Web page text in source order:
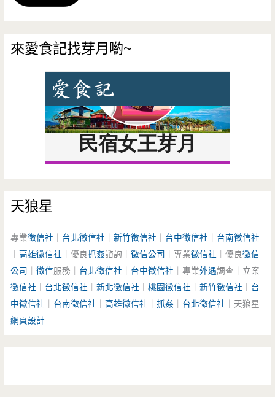
來愛食記找芽月喲~
天狼星
專業徵信社 台北徵信社 ｜新竹徵信社 台中徵信社
台南徵信社
｜高雄徵信社 ｜優良抓姦諮詢｜徵信公司 ｜專業徵信社 ｜優良徵信
公司 ｜徵信服務｜ 台北徵信社 台中徵信社 ｜專業外遇調查｜立案
徵信社
台北徵信社 ｜新北徵信社 ｜桃園徵信社 ｜新竹徵信社
台
中徵信社
台南徵信社 ｜高雄徵信社 ｜抓姦 台北徵信社 ｜天狼星
網頁設計